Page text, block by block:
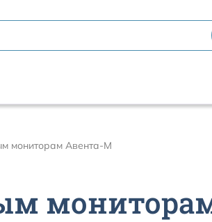
мониторам Авента-М